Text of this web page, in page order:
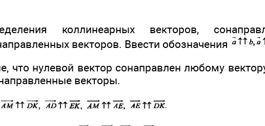
коллинеарных векторов,
векторов. Ввести обозначения
что нулевой вектор сонаправлен любому
векторы.